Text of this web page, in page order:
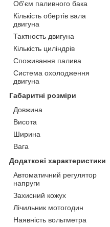
Об'єм паливного бака
Кількість обертів вала
двигуна
Тактность двигуна
Кількість циліндрів
Споживання палива
Система охолодження
двигуна
Габаритні розміри
Довжина
Висота
Ширина
Вага
Додаткові характеристики
Автоматичний регулятор
напруги
Захисний кожух
Лічильник мотогодин
Наявність вольтметра